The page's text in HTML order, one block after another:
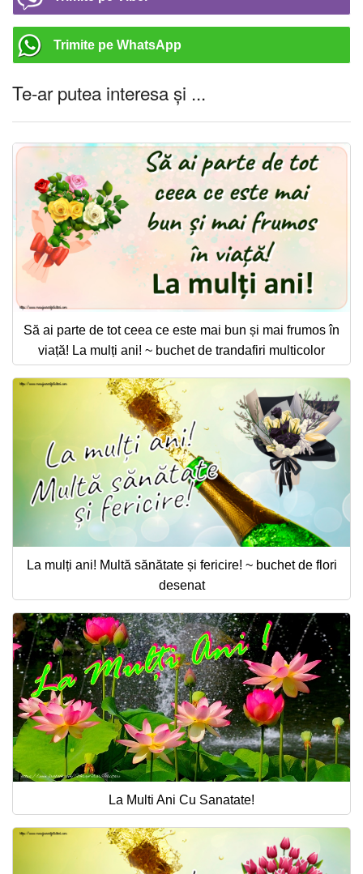
Trimite pe WhatsApp
Te-ar putea interesa și ...
Să ai parte de tot ceea ce este mai bun și mai frumos în
viață! La mulți ani! ~ buchet de trandafiri multicolor
La mulți ani! Multă sănătate și fericire! ~ buchet de flori
desenat
La Multi Ani Cu Sanatate!